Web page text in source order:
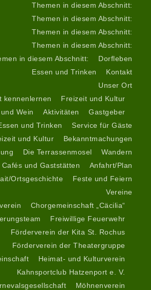
Themen in diesem Abschnitt:
Themen in diesem Abschnitt:
Themen in diesem Abschnitt:
Themen in diesem Abschnitt:
in diesem Abschnitt:
Dorfleben
Essen und Trinken
Kontakt
Unser Ort
kennenlernen
Freizeit und Kultur
Wein
Aktivitäten
Gastgeber
und Trinken
Service für Gäste
und Kultur
Bekanntmachungen
Die Terrassenmosel
Wandern
Cafés und Gaststätten
Anfahrt/Plan
Ortsgeschichte
Feste und Feiern
Vereine
Chorgemeinschaft „Cäcilia“
Freiwillige Feuerwehr
Förderverein der Kita St. Rochus
Förderverein der Theatergruppe
Heimat- und Kulturverein
Kahnsportclub Hatzenport e. V.
Möhnenverein